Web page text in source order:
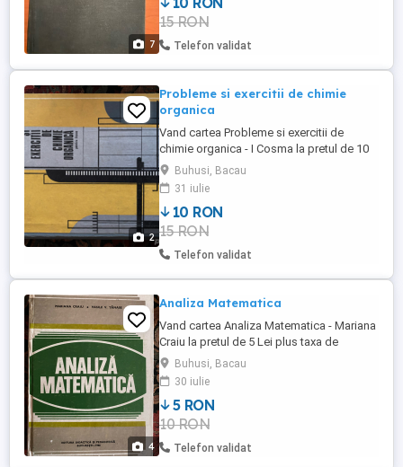
7
de transport .
15 RON
Telefon validat
2
Probleme si exercitii de chimie
organica
Vand cartea Probleme si exercitii de
chimie organica - I Cosma la pretul de 10
lei plus taxa de transport prin Posta
Romana cu plata ramburs . Livrare
personala in BACAU, Roman, PIATRA
NEAMT si Buhuşi fara taxa de transport.
Buhusi, Bacau
31 iulie
10 RON
15 RON
Telefon validat
4
Analiza Matematica
Vand cartea Analiza Matematica - Mariana
Craiu la pretul de 5 Lei plus taxa de
transport prin Posta Romana cu plata
ramburs . Livrare personala in Bacau ,
Roman, PIATRA NEAMT si Buhuşi fara taxa
de transport .
Buhusi, Bacau
30 iulie
5 RON
10 RON
Telefon validat